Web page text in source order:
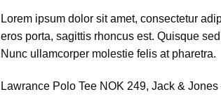
Lorem ipsum dolor sit amet, consectetur
eros porta, sagittis rhoncus est. Quisque
Nunc ullamcorper molestie felis at pharetra.
Lawrance Polo Tee NOK 249, Jack & Jones